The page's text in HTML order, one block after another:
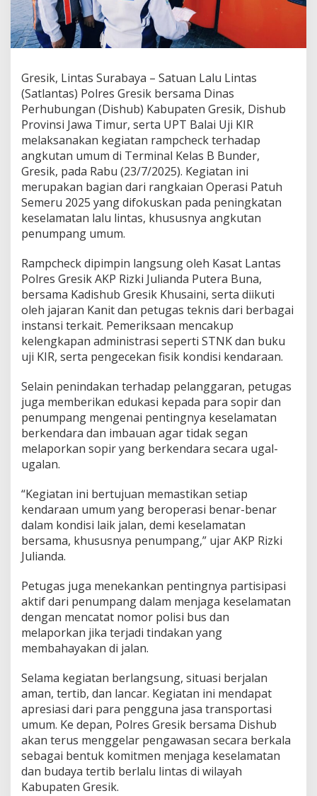
G
e
k
G
e
l
a
r
R
a
m
p
h
e
k
d
T
e
r
m
i
n
l
B
u
n
d
e
Gresik, Lintas Surabaya – Satuan Lalu Lintas
(Satlantas) Polres Gresik bersama Dinas
Perhubungan (Dishub) Kabupaten Gresik, Dishub
Provinsi Jawa Timur, serta UPT Balai Uji KIR
melaksanakan kegiatan rampcheck terhadap
angkutan umum di Terminal Kelas B Bunder,
Gresik, pada Rabu (23/7/2025). Kegiatan ini
merupakan bagian dari rangkaian Operasi Patuh
Semeru 2025 yang difokuskan pada peningkatan
keselamatan lalu lintas, khususnya angkutan
penumpang umum.
Rampcheck dipimpin langsung oleh Kasat Lantas
Polres Gresik AKP Rizki Julianda Putera Buna,
bersama Kadishub Gresik Khusaini, serta diikuti
oleh jajaran Kanit dan petugas teknis dari berbagai
instansi terkait. Pemeriksaan mencakup
kelengkapan administrasi seperti STNK dan buku
uji KIR, serta pengecekan fisik kondisi kendaraan.
Selain penindakan terhadap pelanggaran, petugas
juga memberikan edukasi kepada para sopir dan
penumpang mengenai pentingnya keselamatan
berkendara dan imbauan agar tidak segan
melaporkan sopir yang berkendara secara ugal-
ugalan.
“Kegiatan ini bertujuan memastikan setiap
kendaraan umum yang beroperasi benar-benar
dalam kondisi laik jalan, demi keselamatan
bersama, khususnya penumpang,” ujar AKP Rizki
Julianda.
Petugas juga menekankan pentingnya partisipasi
aktif dari penumpang dalam menjaga keselamatan
dengan mencatat nomor polisi bus dan
melaporkan jika terjadi tindakan yang
membahayakan di jalan.
Selama kegiatan berlangsung, situasi berjalan
aman, tertib, dan lancar. Kegiatan ini mendapat
apresiasi dari para pengguna jasa transportasi
umum. Ke depan, Polres Gresik bersama Dishub
akan terus menggelar pengawasan secara berkala
sebagai bentuk komitmen menjaga keselamatan
dan budaya tertib berlalu lintas di wilayah
Kabupaten Gresik.